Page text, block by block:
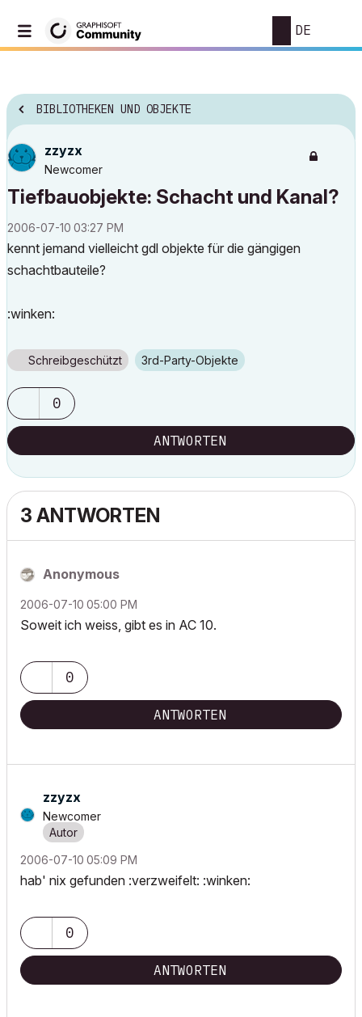
DE
BIBLIOTHEKEN UND OBJEKTE
zzyzx
Newcomer
Tiefbauobjekte: Schacht und Kanal?
‎2006-07-10 03:27 PM
kennt jemand vielleicht gdl objekte für die gängigen
schachtbauteile?
:winken:
Schreibgeschützt 3rd-Party-Objekte
0
ANTWORTEN
3 ANTWORTEN
Anonymous
‎2006-07-10 05:00 PM
Soweit ich weiss, gibt es in AC 10.
0
ANTWORTEN
zzyzx
Newcomer
‎2006-07-10 05:09 PM
hab' nix gefunden :verzweifelt: :winken:
0
ANTWORTEN